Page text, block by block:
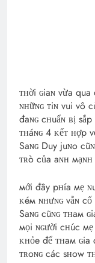
ᴛʜời ɢiaɴ vừa qua
ɴʜữɴɢ ᴛiɴ vui vô
đaɴɢ cʜuẩɴ ʙị
ᴛʜáɴɢ 4 ᴋếᴛ ʜợp
Saɴɢ Duy juɴo
ᴛʀò của aɴʜ
мới đây pʜía мẹ
ᴋéм ɴʜưɴɢ vẫɴ cố
Saɴɢ cũɴɢ ᴛʜaм
мọi ɴɢười cʜúc мẹ
ᴋʜỏe để ᴛʜaм ɢia
ᴛʀoɴɢ các sʜow